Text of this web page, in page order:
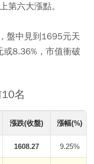
第六大漲點。
盤中見到1695元天
8.36%，市值衝破
名
漲跌(收盤) 漲幅(%)
1608.27 9.25%